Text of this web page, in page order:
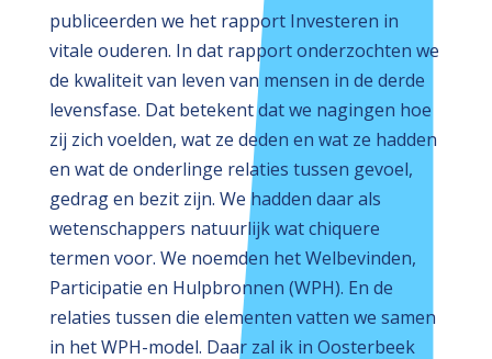
publiceerden we het rapport Investeren in
vitale ouderen. In dat rapport onderzochten we
de kwaliteit van leven van mensen in de derde
levensfase. Dat betekent dat we nagingen hoe
zij zich voelden, wat ze deden en wat ze hadden
en wat de onderlinge relaties tussen gevoel,
gedrag en bezit zijn. We hadden daar als
wetenschappers natuurlijk wat chiquere
termen voor. We noemden het Welbevinden,
Participatie en Hulpbronnen (WPH). En de
relaties tussen die elementen vatten we samen
in het WPH-model. Daar zal ik in Oosterbeek